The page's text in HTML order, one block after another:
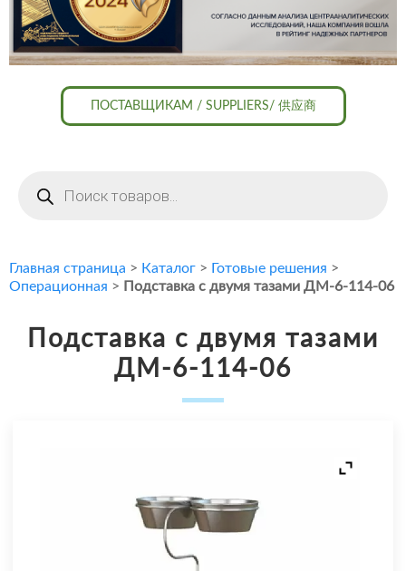
ПОСТАВЩИКАМ / SUPPLIERS/ 供应商
товаров
Главная страница > Каталог > Готовые решения >
Операционная > Подставка с двумя тазами ДМ-6-114-06
Подставка с двумя тазами
ДМ-6-114-06